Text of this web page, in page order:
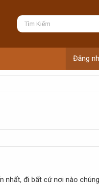
Đăng
đi bất cứ nơi nào